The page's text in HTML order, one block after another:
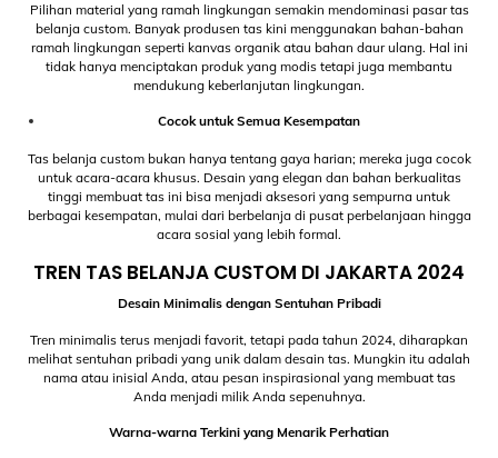
Pilihan material yang ramah lingkungan semakin mendominasi pasar tas
belanja custom. Banyak produsen tas kini menggunakan bahan-bahan
ramah lingkungan seperti kanvas organik atau bahan daur ulang. Hal ini
tidak hanya menciptakan produk yang modis tetapi juga membantu
mendukung keberlanjutan lingkungan.
Cocok untuk Semua Kesempatan
Tas belanja custom bukan hanya tentang gaya harian; mereka juga cocok
untuk acara-acara khusus. Desain yang elegan dan bahan berkualitas
tinggi membuat tas ini bisa menjadi aksesori yang sempurna untuk
berbagai kesempatan, mulai dari berbelanja di pusat perbelanjaan hingga
acara sosial yang lebih formal.
TREN TAS BELANJA CUSTOM DI JAKARTA 2024
Desain Minimalis dengan Sentuhan Pribadi
Tren minimalis terus menjadi favorit, tetapi pada tahun 2024, diharapkan
melihat sentuhan pribadi yang unik dalam desain tas. Mungkin itu adalah
nama atau inisial Anda, atau pesan inspirasional yang membuat tas
Anda menjadi milik Anda sepenuhnya.
Warna-warna Terkini yang Menarik Perhatian